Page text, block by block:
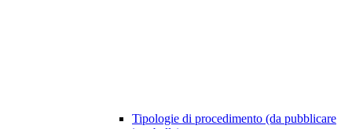
Tipologie di procedimento (da pubblicare